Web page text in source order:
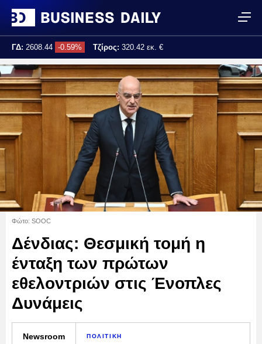
ΓΔ: 2608.44 -0.59% Τζίρος: 320.42 εκ. €
Τελ. ενημέρωση: 17:25:02
Φώτο: SOOC
Δένδιας: Θεσμική τομή η
ένταξη των πρώτων
εθελοντριών στις Ένοπλες
Δυνάμεις
Newsroom ΠΟΛΙΤΙΚΗ